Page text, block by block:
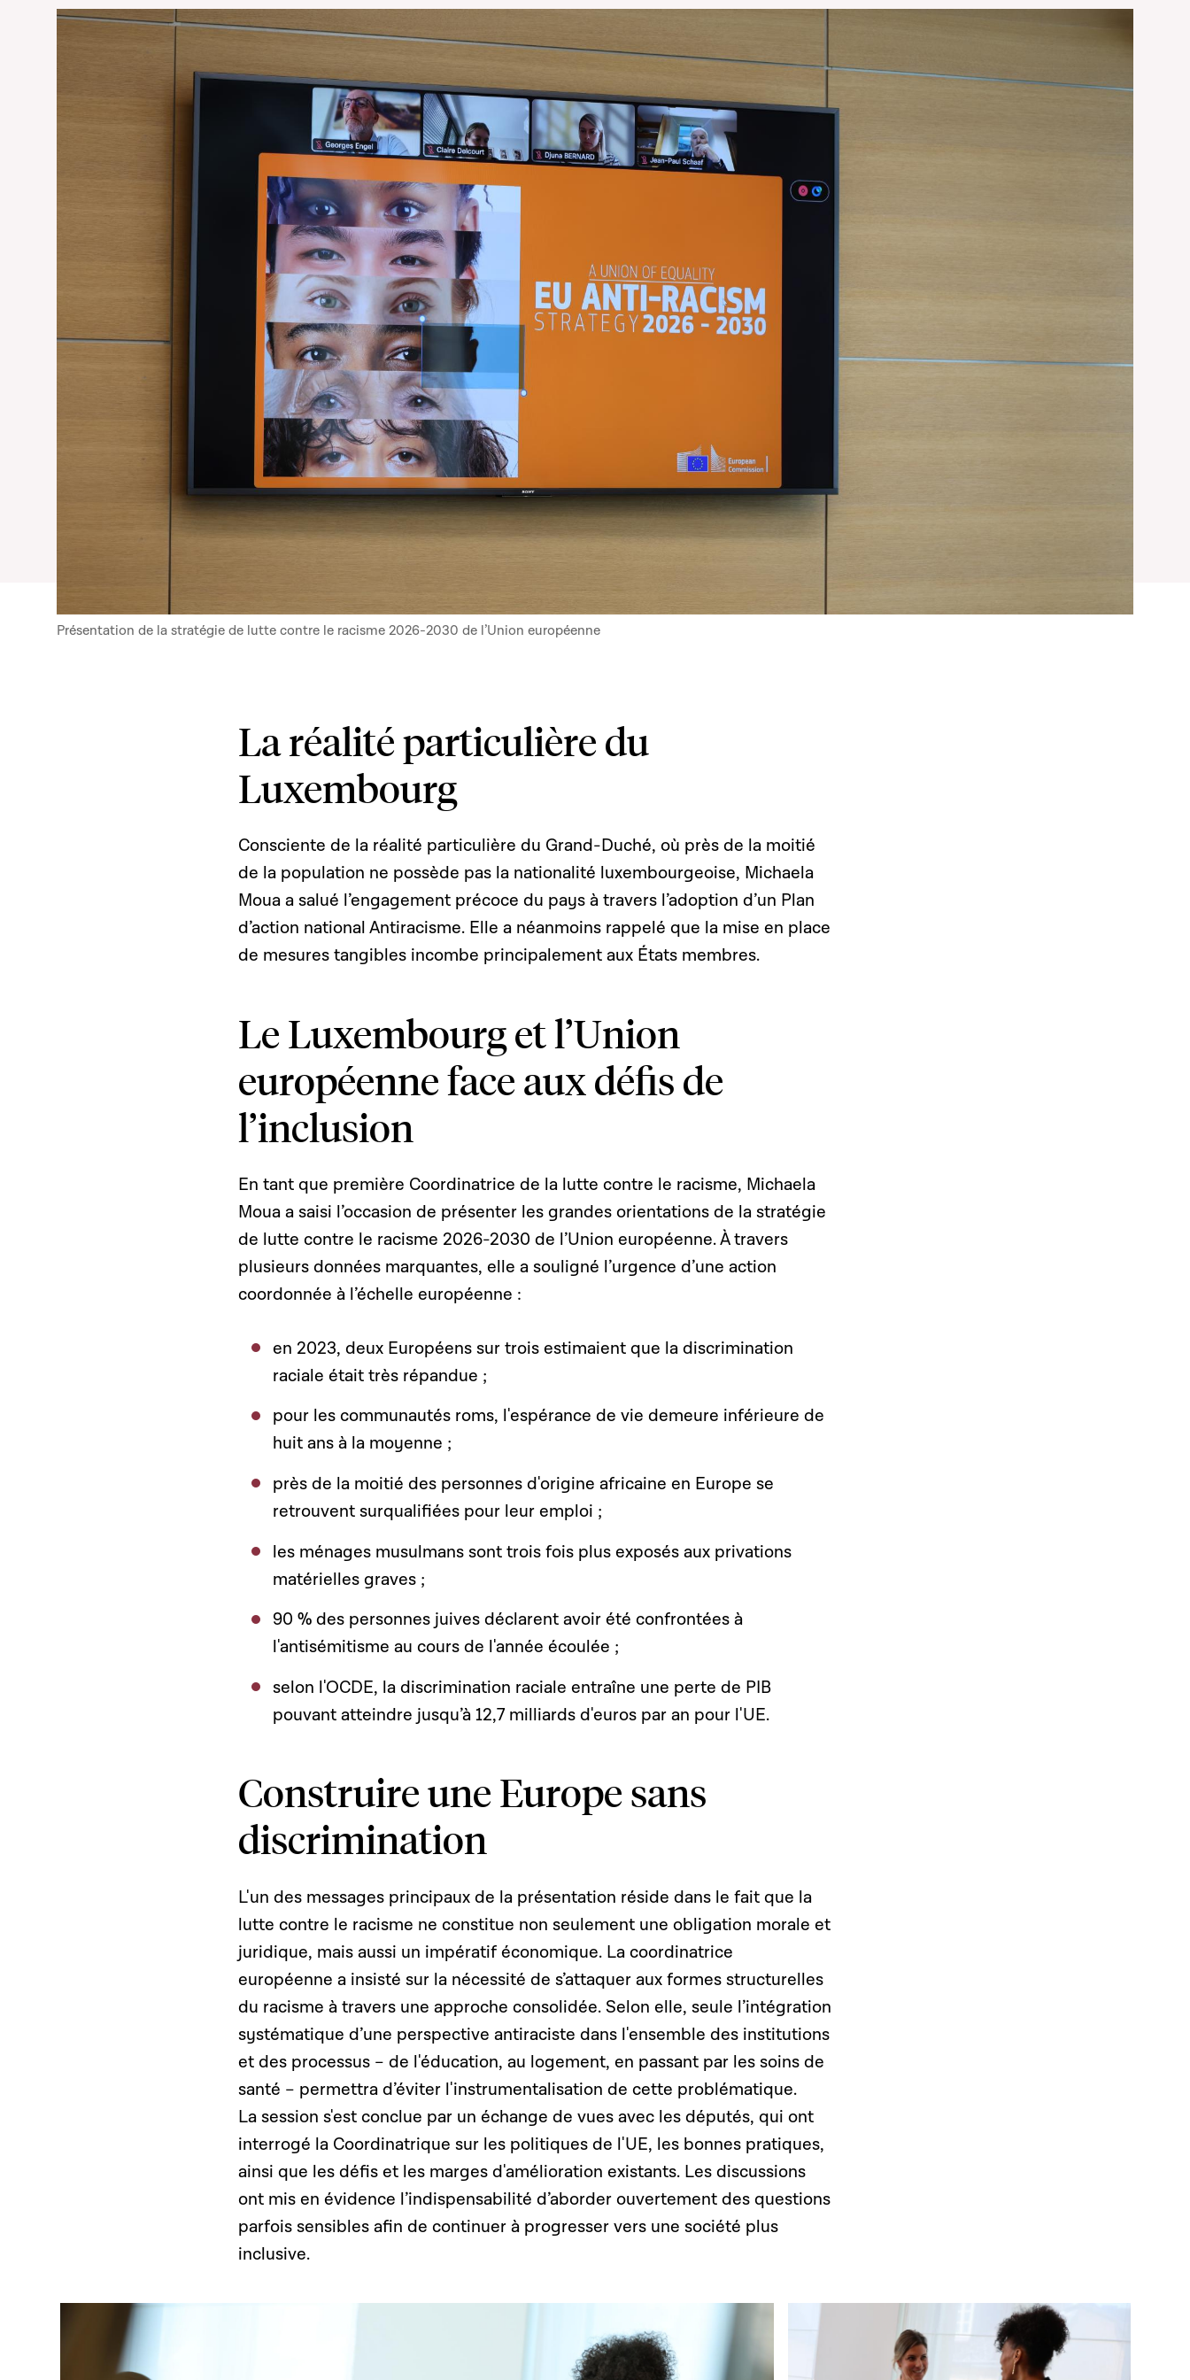
Présentation de la stratégie de lutte contre le racisme 2026-2030 de l’Union européenne
La réalité particulière du
Luxembourg
Consciente de la réalité particulière du Grand-Duché, où près de la moitié
de la population ne possède pas la nationalité luxembourgeoise, Michaela
Moua a salué l’engagement précoce du pays à travers l’adoption d’un Plan
d’action national Antiracisme. Elle a néanmoins rappelé que la mise en place
de mesures tangibles incombe principalement aux États membres.
Le Luxembourg et l’Union
européenne face aux défis de
l’inclusion
En tant que première Coordinatrice de la lutte contre le racisme, Michaela
Moua a saisi l’occasion de présenter les grandes orientations de la stratégie
de lutte contre le racisme 2026-2030 de l’Union européenne. À travers
plusieurs données marquantes, elle a souligné l’urgence d’une action
coordonnée à l’échelle européenne :
en 2023, deux Européens sur trois estimaient que la discrimination
raciale était très répandue ;
pour les communautés roms, l'espérance de vie demeure inférieure de
huit ans à la moyenne ;
près de la moitié des personnes d'origine africaine en Europe se
retrouvent surqualifiées pour leur emploi ;
les ménages musulmans sont trois fois plus exposés aux privations
matérielles graves ;
90 % des personnes juives déclarent avoir été confrontées à
l'antisémitisme au cours de l'année écoulée ;
selon l'OCDE, la discrimination raciale entraîne une perte de PIB
pouvant atteindre jusqu’à 12,7 milliards d'euros par an pour l'UE.
Construire une Europe sans
discrimination
L'un des messages principaux de la présentation réside dans le fait que la
lutte contre le racisme ne constitue non seulement une obligation morale et
juridique, mais aussi un impératif économique. La coordinatrice
européenne a insisté sur la nécessité de s’attaquer aux formes structurelles
du racisme à travers une approche consolidée. Selon elle, seule l’intégration
systématique d’une perspective antiraciste dans l'ensemble des institutions
et des processus – de l'éducation, au logement, en passant par les soins de
santé – permettra d’éviter l'instrumentalisation de cette problématique.
La session s'est conclue par un échange de vues avec les députés, qui ont
interrogé la Coordinatrique sur les politiques de l'UE, les bonnes pratiques,
ainsi que les défis et les marges d'amélioration existants. Les discussions
ont mis en évidence l’indispensabilité d’aborder ouvertement des questions
parfois sensibles afin de continuer à progresser vers une société plus
inclusive.
Open image in gallery